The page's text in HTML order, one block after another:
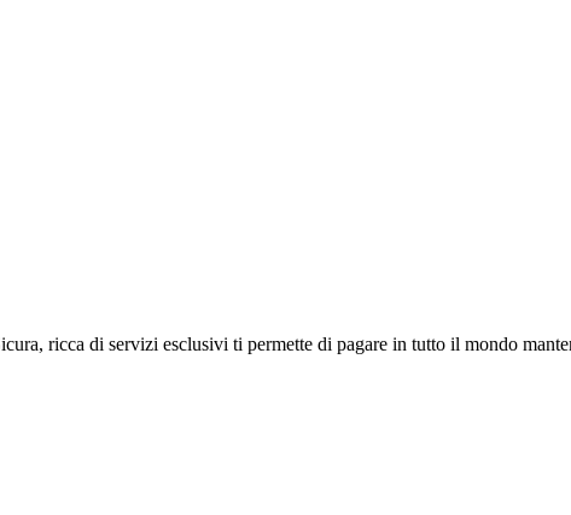
ricca di servizi esclusivi ti permette di pagare in tutto il mondo